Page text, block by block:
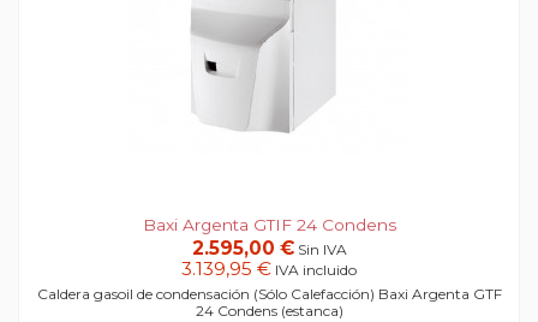
Baxi Argenta GTIF 24 Condens
2.595,00 € Sin IVA
3.139,95 € IVA incluido
Caldera gasoil de condensación (Sólo Calefacción) Baxi Argenta GTF
24 Condens (estanca)